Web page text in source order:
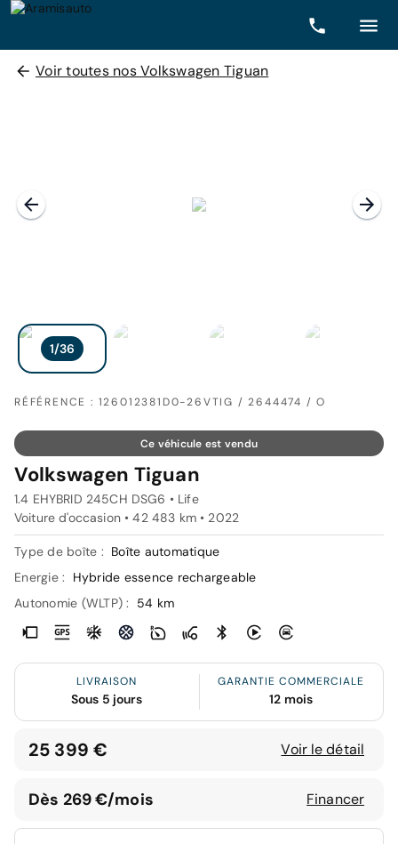
Voir toutes nos Volkswagen Tiguan
RÉFÉRENCE : 126012381D0-26VTIG / 2644474 / O
Ce véhicule est vendu
Volkswagen Tiguan
1.4 EHYBRID 245CH DSG6 • Life
Voiture d'occasion • 42 483 km • 2022
Type de boîte : Boîte automatique
Energie :
Hybride essence rechargeable
Autonomie (WLTP) :
54 km
LIVRAISON
Sous 5 jours
GARANTIE COMMERCIALE
12 mois
25 399 € Voir le détail
Dès 269 €/mois Financer